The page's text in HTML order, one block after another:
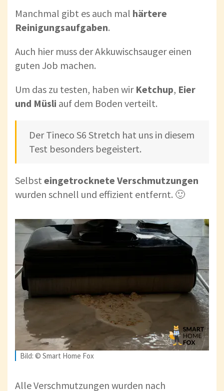
Manchmal gibt es auch mal härtere
Reinigungsaufgaben.
Auch hier muss der Akkuwischsauger einen
guten Job machen.
Um das zu testen, haben wir Ketchup, Eier
und Müsli auf dem Boden verteilt.
Der Tineco S6 Stretch hat uns in diesem
Test besonders begeistert.
Selbst eingetrocknete Verschmutzungen
wurden schnell und effizient entfernt. 🙂
Bild: © Smart Home Fox
Alle Verschmutzungen wurden nach